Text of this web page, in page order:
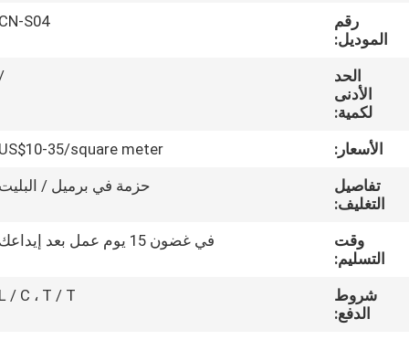
مراقبة
الجودة
اتصل
اطلب
خريطة
الموقع
رقم
الموديل:
CN-S04
الحد
الأدنى
لكمية:
الأسعار:
US$10-35/square meter
تفاصيل
التغليف:
حزمة في برميل / البليت
وقت
التسليم:
في غضون 15 يوم عمل بعد إيداعك
شروط
الدفع:
L / C ، T / T